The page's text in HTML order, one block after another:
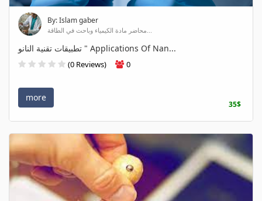
By: Islam gaber
محاضر مادة الكيمياء وباحث في الطاقة...
تطبيقات تقنية النانو " Applications Of Nan...
(0 Reviews) 0
more
35$